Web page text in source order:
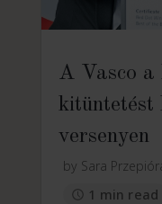
A Vasco a
kitüntetést
versenyen
by Sara
1 min read